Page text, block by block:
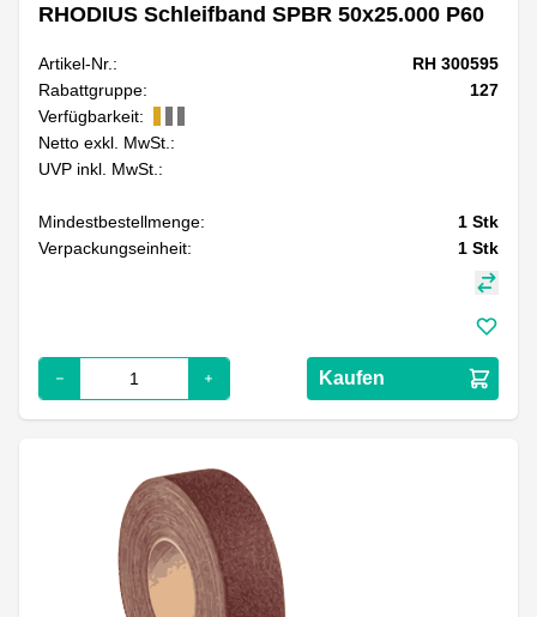
RHODIUS Schleifband SPBR 50x25.000 P60
Artikel-Nr.:
RH 300595
Rabattgruppe:
127
Verfügbarkeit:
Netto exkl. MwSt.:
UVP inkl. MwSt.:
Mindestbestellmenge: 1 Stk
Verpackungseinheit:
1 Stk
Kaufen